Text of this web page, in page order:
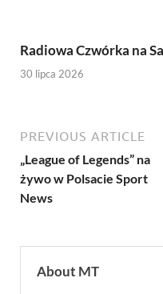
Radiowa Czwórka na
30 lipca 2026
PREVIOUS ARTICLE
„League of Legends” na
żywo w Polsacie Sport
News
About MT